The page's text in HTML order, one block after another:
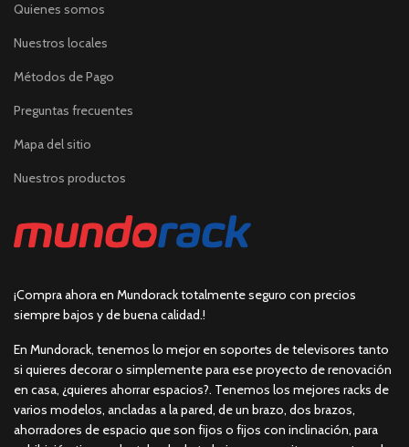
Quienes somos
Nuestros locales
Métodos de Pago
Preguntas frecuentes
Mapa del sitio
Nuestros productos
¡Compra ahora en Mundorack totalmente seguro con precios
siempre bajos y de buena calidad.!
En Mundorack, tenemos lo mejor en soportes de televisores tanto
si quieres decorar o simplemente para ese proyecto de renovación
en casa, ¿quieres ahorrar espacios?. Tenemos los mejores racks de
varios modelos, ancladas a la pared, de un brazo, dos brazos,
ahorradores de espacio que son fijos o fijos con inclinación, para